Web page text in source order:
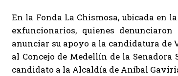
En la Fonda La Chismosa, ubicada en
exfuncionarios, quienes
anunciar su apoyo a la candidatura de
al Concejo de Medellín de la Senadora
candidato a la Alcaldía de Aníbal